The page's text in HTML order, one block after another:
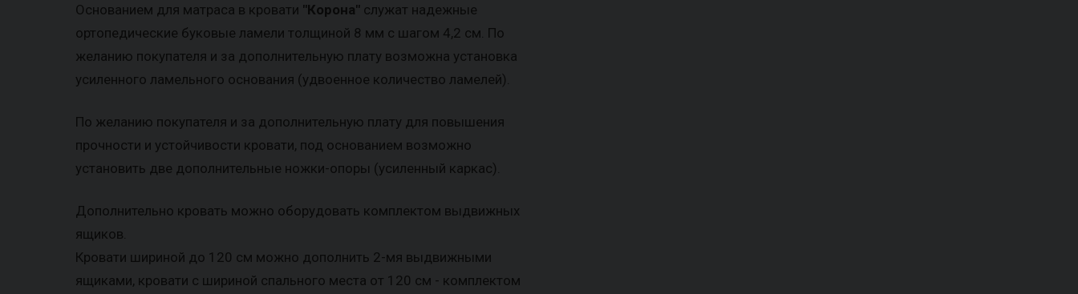
Основанием для матраса в кровати "Корона"служат надежные
ортопедические буковые ламели толщиной 8 мм с шагом 4,2 см. По
желанию покупателя и за дополнительную плату возможна установка
усиленного ламельного основания (удвоенное количество ламелей).
По желанию покупателя и за дополнительную плату для повышения
прочности и устойчивости кровати, под основанием возможно
установить две дополнительные ножки-опоры (усиленный каркас).
Дополнительно кровать можно оборудовать комплектом выдвижных
ящиков.
Кровати шириной до 120 см можно дополнить 2-мя выдвижными
ящиками, кровати с шириной спального места от 120 см - комплектом